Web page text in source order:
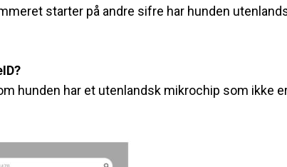
starter på andre sifre har hunden
hunden har et utenlandsk mikrochip som ikke